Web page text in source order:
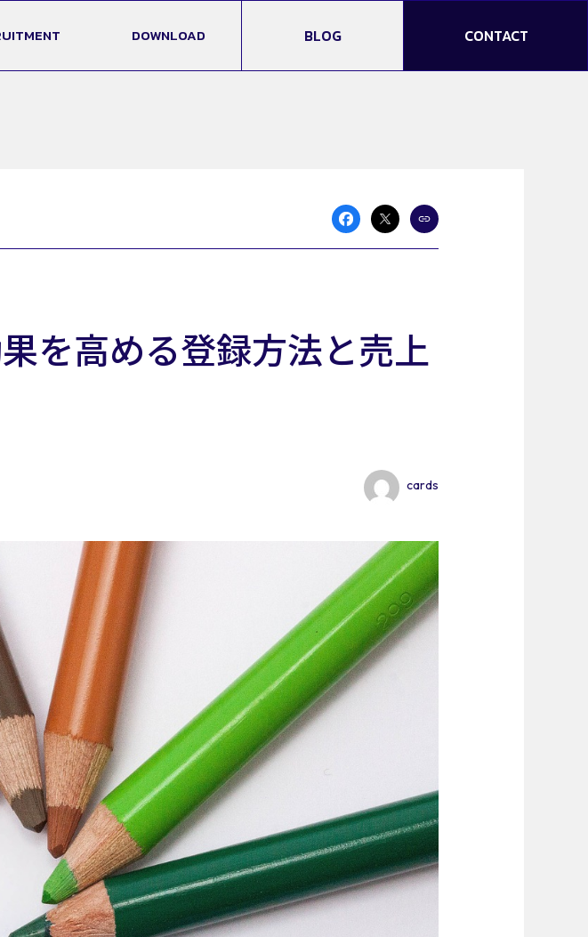
DOWNLOAD BLOG CONTACT
を高める登録方法と売上
cards